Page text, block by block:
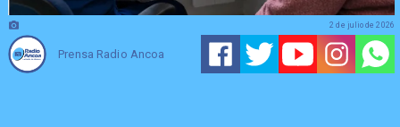
Prensa Radio Ancoa
2 de julio de 2026